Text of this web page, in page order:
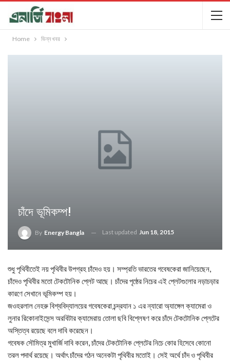
Home ভিন্ন খবর
চাঁদে ভূমিকম্প!
By Energy Bangla Last updated Jun 18, 2015
শুধু পৃথিবীতেই নয় পৃথিবীর উপগ্রহ চাঁদেও হয়। সম্প্রতি ভারতের গবেষকেরা জানিয়েছেন,
চাঁদেও পৃথিবীর মতো টেকটোনিক প্লেট আছে। চাঁদের পৃষ্ঠের নিচের এই প্লেটগুলোর নড়াচড়ার
কারণে সেখানে ভূমিকম্প হয়।
জওহরলাল নেহরু বিশ্ববিদ্যালয়ের গবেষকেরা চন্দ্রযান ১ এর ন্যারো অ্যাঙ্গেল ক্যামেরা ও
লুনার রিকোনাইসেন্স অরবিটার ক্যামেরায় তোলা ছবি বিশ্লেষণ করে চাঁদে টেকটোনিক প্লেটের
অস্তিত্ব রয়েছে বলে দাবি করেছেন।
গবেষক সৌমিত্র মুখার্জি দাবি করেন, চাঁদের টেকটোনিক প্লেটের নিচে কোর হিসেবে কোনো
তরল পদার্থ রয়েছে। অর্থাৎ চাঁদের গঠন অনেকটা পৃথিবীর মতোই। সেই অর্থে চাঁদ ও পৃথিবীর